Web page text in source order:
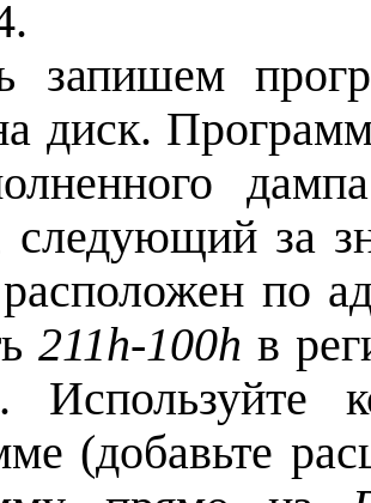
запишем
диск.
следующий за
расположен по
211h-100h в
Используйте
(добавьте